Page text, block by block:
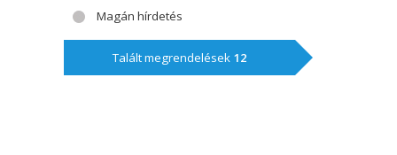
Magán hírdetés
Talált megrendelések 12